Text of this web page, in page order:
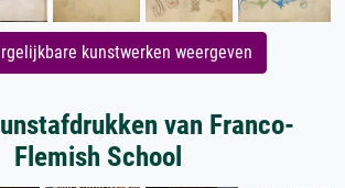
kunstwerken weergeven
van Franco-
Flemish School